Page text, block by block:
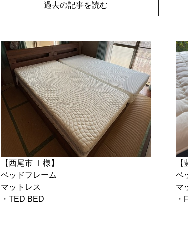
過去の記事を読む
【西尾市 Ｉ様】
ベッドフレーム
マットレス
・TED BED
ベ
マ